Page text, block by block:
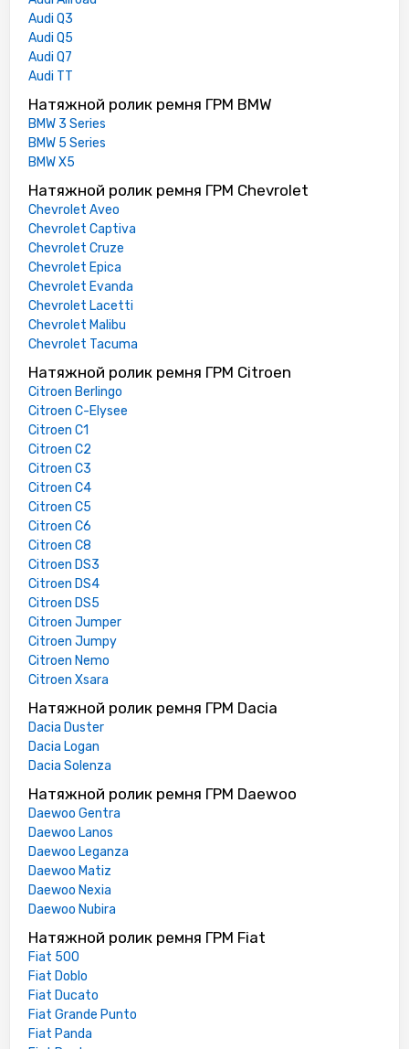
Audi Q3
Audi Q5
Audi Q7
Audi TT
Натяжной ролик ремня ГРМ BMW
BMW 3 Series
BMW 5 Series
BMW X5
Натяжной ролик ремня ГРМ Chevrolet
Chevrolet Aveo
Chevrolet Captiva
Chevrolet Cruze
Chevrolet Epica
Chevrolet Evanda
Chevrolet Lacetti
Chevrolet Malibu
Chevrolet Tacuma
Натяжной ролик ремня ГРМ Citroen
Citroen Berlingo
Citroen C-Elysee
Citroen C1
Citroen C2
Citroen C3
Citroen C4
Citroen C5
Citroen C6
Citroen C8
Citroen DS3
Citroen DS4
Citroen DS5
Citroen Jumper
Citroen Jumpy
Citroen Nemo
Citroen Xsara
Натяжной ролик ремня ГРМ Dacia
Dacia Duster
Dacia Logan
Dacia Solenza
Натяжной ролик ремня ГРМ Daewoo
Daewoo Gentra
Daewoo Lanos
Daewoo Leganza
Daewoo Matiz
Daewoo Nexia
Daewoo Nubira
Натяжной ролик ремня ГРМ Fiat
Fiat 500
Fiat Doblo
Fiat Ducato
Fiat Grande Punto
Fiat Panda